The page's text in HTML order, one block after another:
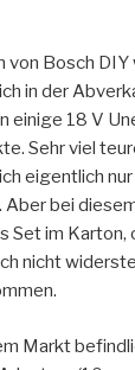
von Bosch DIY
in der
einige 18 V
Sehr viel
eigentlich
bei
im Karton,
nicht
Markt